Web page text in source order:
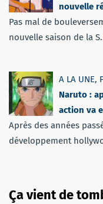
nouvelle
Pas mal de
nouvelle saison de la
A LA UNE,
Naruto :
action va
Après des années
développement
Ça vient de